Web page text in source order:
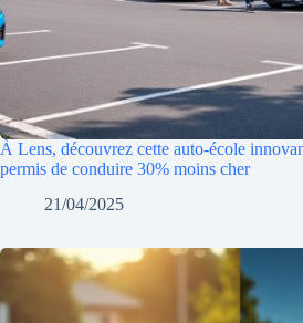
À Lens, découvrez cette auto-école
permis de conduire 30% moins cher
21/04/2025